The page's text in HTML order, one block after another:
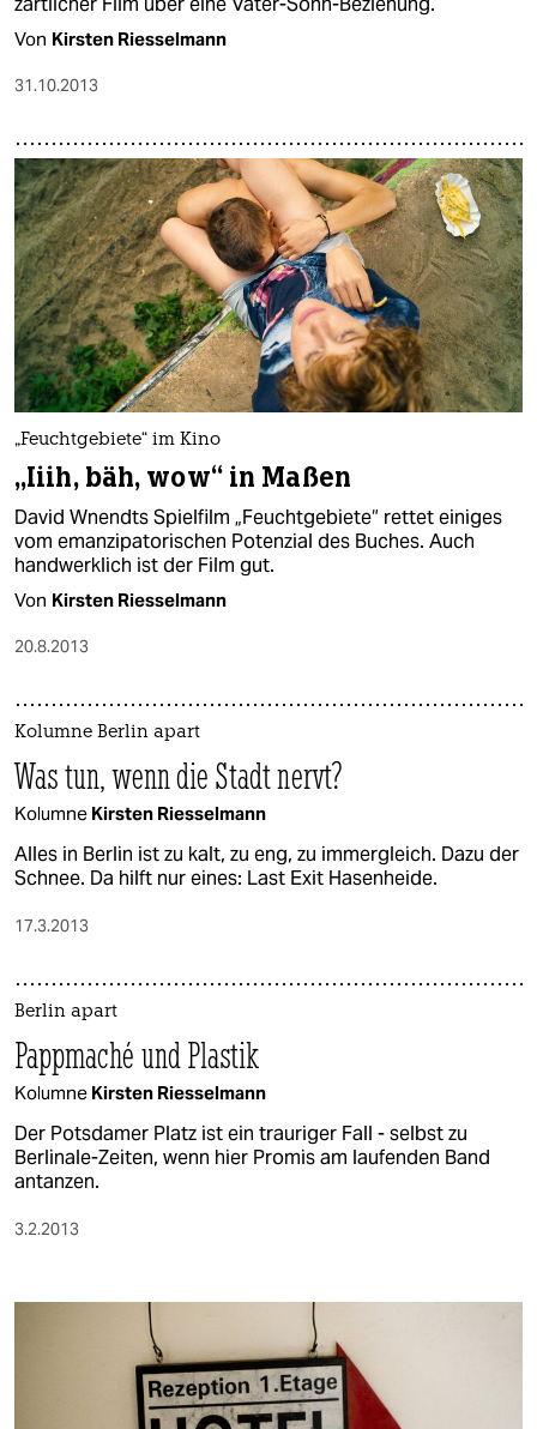
Von Kirsten Riesselmann
31.10.2013
„Feuchtgebiete“ im Kino
„Iiih, bäh, wow“ in Maßen
David Wnendts Spielfilm „Feuchtgebiete“ rettet einiges
vom emanzipatorischen Potenzial des Buches. Auch
handwerklich ist der Film gut.
Von Kirsten Riesselmann
20.8.2013
Kolumne Berlin apart
Was tun, wenn die Stadt nervt?
Kolumne Kirsten Riesselmann
Alles in Berlin ist zu kalt, zu eng, zu immergleich. Dazu der
Schnee. Da hilft nur eines: Last Exit Hasenheide.
17.3.2013
Berlin apart
Pappmaché und Plastik
Kolumne Kirsten Riesselmann
Der Potsdamer Platz ist ein trauriger Fall - selbst zu
Berlinale-Zeiten, wenn hier Promis am laufenden Band
antanzen.
3.2.2013